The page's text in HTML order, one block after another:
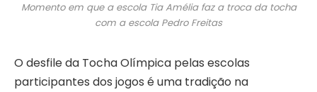
Momento em que a escola Tia Amélia faz a troca da tocha
com a escola Pedro Freitas
O desfile da Tocha Olímpica pelas escolas
participantes dos jogos é uma tradição na